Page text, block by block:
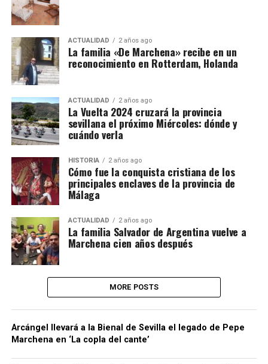
ACTUALIDAD 2 años ago
La familia «De Marchena» recibe en un
reconocimiento en Rotterdam, Holanda
ACTUALIDAD 2 años ago
La Vuelta 2024 cruzará la provincia
sevillana el próximo Miércoles: dónde y
cuándo verla
HISTORIA 2 años ago
Cómo fue la conquista cristiana de los
principales enclaves de la provincia de
Málaga
ACTUALIDAD 2 años ago
La familia Salvador de Argentina vuelve a
Marchena cien años después
MORE POSTS
Arcángel llevará a la Bienal de Sevilla el legado de Pepe
Marchena en ‘La copla del cante’